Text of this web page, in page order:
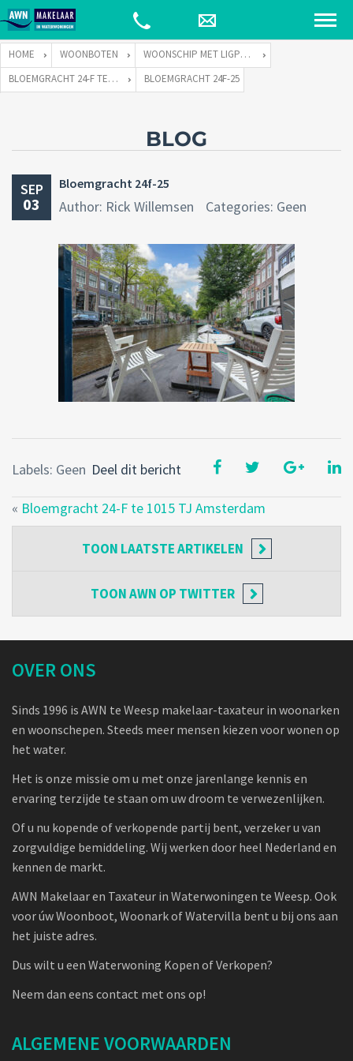
HOME WOONBOTEN
WOONSCHIP MET LIGPLAATS
BLOEMGRACHT 24-F TE 1015 TJ AMSTERDAM
BLOEMGRACHT 24F-25
BLOG
SEP
03
Bloemgracht 24f-25
Author: Rick Willemsen Categories: Geen
Deel dit bericht
Labels: Geen
« Bloemgracht 24-F te 1015 TJ Amsterdam
TOON LAATSTE ARTIKELEN
TOONAWN OP TWITTER
OVER ONS
Sinds 1996 is AWN te Weesp makelaar-taxateur in woonarken
en woonschepen. Steeds meer mensen kiezen voor wonen op
het water.
Het is onze missie om u met onze jarenlange kennis en
ervaring terzijde te staan om uw droom te verwezenlijken.
Of u nu kopende of verkopende partij bent, verzeker u van
zorgvuldige bemiddeling. Wij werken door heel Nederland en
kennen de markt.
AWN Makelaar en Taxateur in Waterwoningen te Weesp. Ook
voor úw Woonboot, Woonark of Watervilla bent u bij ons aan
het juiste adres.
Dus wilt u een Waterwoning Kopen of Verkopen?
Neem dan eens contact met ons op!
ALGEMENE VOORWAARDEN